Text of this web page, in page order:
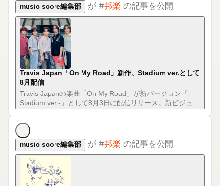
Travis Japan「On My Road」新作、Stadium ver.として
8月配信
Travis Japanの楽曲「On My Road」が新バージョン「-
Stadium ver.-」として8月3日に配信リリース。新ビジュア
ルとジャケット写真も公開されました。
music score編集部 が#邦楽の記事を公開
椎名林檎、今年2度目の全国ツアー「彼奴等と試す煩悩菩
提」開催決定